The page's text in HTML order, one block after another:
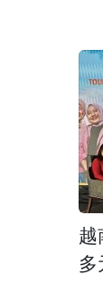
多